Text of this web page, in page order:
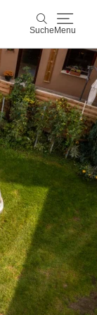
Suche Menu
Suche